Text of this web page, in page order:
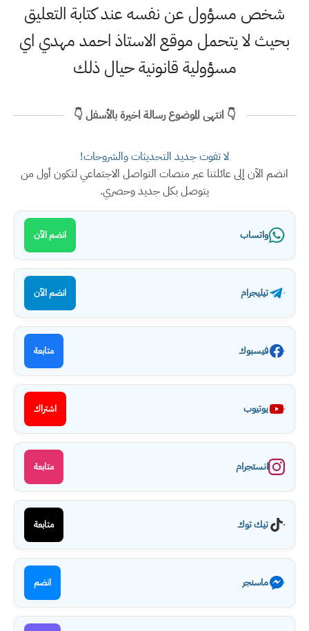
شخص مسؤول عن نفسه عند كتابة التعليق
بحيث لا يتحمل موقع الاستاذ احمد مهدي اي
مسؤولية قانونية حيال ذلك
👇 انتهى الموضوع رسالة اخيرة بالأسفل 👇
لا تفوت جديد التحديثات والشروحات!
انضم الآن إلى عائلتنا عبر منصات التواصل الاجتماعي لتكون أول من
يتوصل بكل جديد وحصري.
واتساب انضم الآن
تيليجرام انضم الآن
فيسبوك متابعة
يوتيوب اشتراك
انستجرام متابعة
تيك توك متابعة
ماسنجر انضم